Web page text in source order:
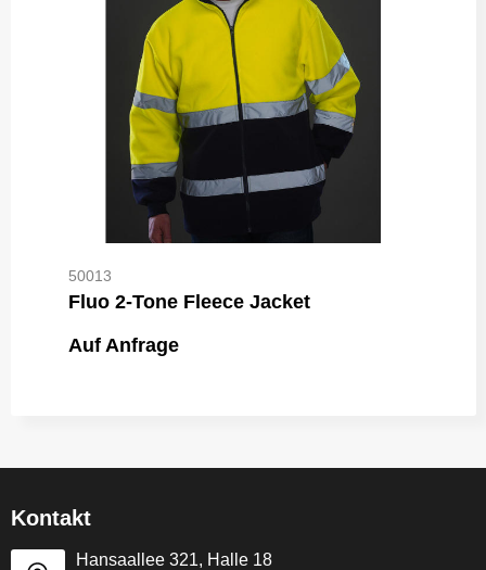
50013
Fluo 2-Tone Fleece Jacket
Auf Anfrage
Kontakt
Hansaallee 321, Halle 18